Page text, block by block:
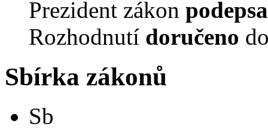
Prezident zákon
Rozhodnutí doručeno
Sbírka zákonů
Sb